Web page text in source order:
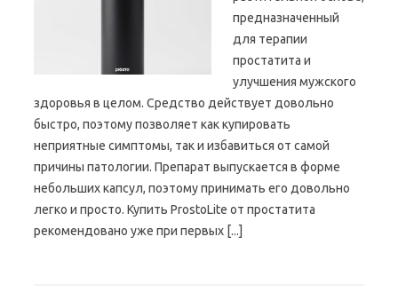
предназначенный
для терапии
простатита и
улучшения мужского
здоровья в целом. Средство действует довольно
быстро, поэтому позволяет как купировать
неприятные симптомы, так и избавиться от самой
причины патологии. Препарат выпускается в форме
небольших капсул, поэтому принимать его довольно
легко и просто. Купить ProstoLite от простатита
рекомендовано уже при первых [...]